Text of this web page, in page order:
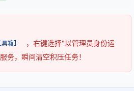
箱】
，右键选择"以管理员身份运
务，瞬间清空积压任务！